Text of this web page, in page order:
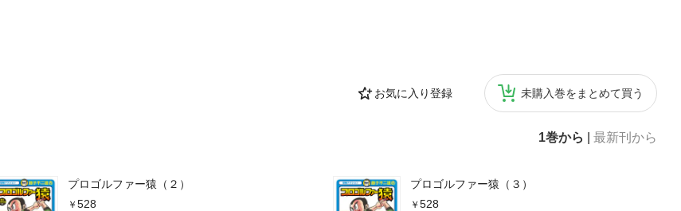
お気に入り登録 未購入巻をまとめて買う
1巻から 最新刊から
プロゴルファー猿（２）
528
プロゴルファー猿（３）
528